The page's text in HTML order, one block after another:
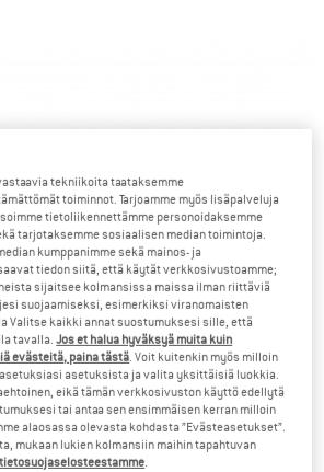
tekniikoita taataksemme
toiminnot. Tarjoamme myös lisäpalveluja
tietoliikennettämme personoidaksemme
tarjotaksemme sosiaalisen median toimintoja.
kumppanimme sekä mainos- ja
tiedon siitä, että käytät verkkosivustoamme;
sijaitsee kolmansissa maissa ilman riittäviä
suojaamiseksi, esimerkiksi viranomaisten
Valitse kaikki annat suostumuksesi sille, että
tavalla.Jos et halua hyväksyä muita kuin
evästeitä, paina tästä. Voit kuitenkin myös milloin
asetuksista ja valita yksittäisiä luokkia.
eikä tämän verkkosivuston käyttö edellytä
tai antaa sen ensimmäisen kerran milloin
alaosassa olevasta kohdasta ”Evästeasetukset”.
mukaan lukien kolmansiin maihin tapahtuvan
.